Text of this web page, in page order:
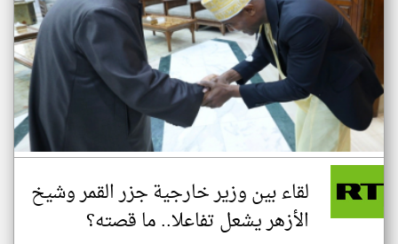
لقاء بين وزير خارجية جزر القمر وشيخ
الأزهر يشعل تفاعلا.. ما قصته؟